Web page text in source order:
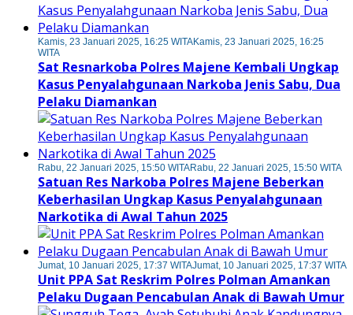
Kamis, 23 Januari 2025, 16:25 WITAKamis, 23 Januari 2025, 16:25
WITA
Sat Resnarkoba Polres Majene Kembali Ungkap
Kasus Penyalahgunaan Narkoba Jenis Sabu, Dua
Pelaku Diamankan
Rabu, 22 Januari 2025, 15:50 WITARabu, 22 Januari 2025, 15:50 WITA
Satuan Res Narkoba Polres Majene Beberkan
Keberhasilan Ungkap Kasus Penyalahgunaan
Narkotika di Awal Tahun 2025
Jumat, 10 Januari 2025, 17:37 WITAJumat, 10 Januari 2025, 17:37 WITA
Unit PPA Sat Reskrim Polres Polman Amankan
Pelaku Dugaan Pencabulan Anak di Bawah Umur